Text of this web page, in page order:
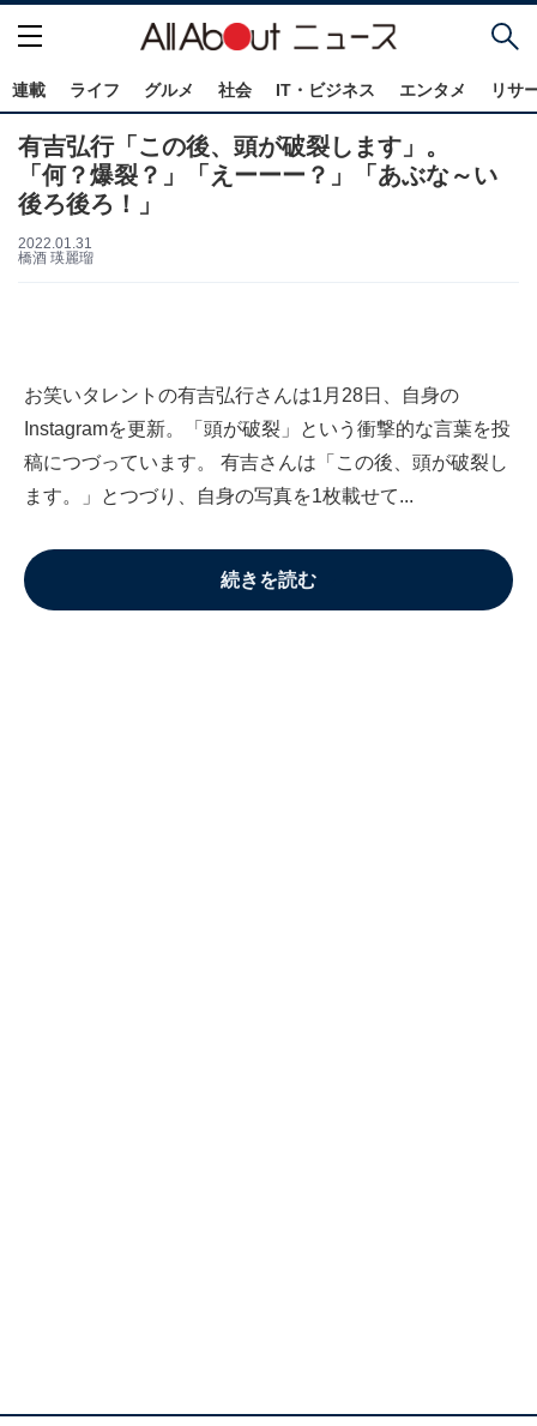
連載 ライフ グルメ 社会 IT・ビジネス エンタメ リサ
有吉弘行「この後、頭が破裂します」。
「何？爆裂？」「えーーー？」「あぶな～い
後ろ後ろ！」
2022.01.31
橋酒 瑛麗瑠
お笑いタレントの有吉弘行さんは1月28日、自身の
Instagramを更新。「頭が破裂」という衝撃的な言葉を投
稿につづっています。 有吉さんは「この後、頭が破裂し
ます。」とつづり、自身の写真を1枚載せて...
続きを読む